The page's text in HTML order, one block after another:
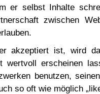
er selbst Inhalte
zwischen
akzeptiert ist, wird
wertvoll erscheinen
benutzen,
so oft wie möglich